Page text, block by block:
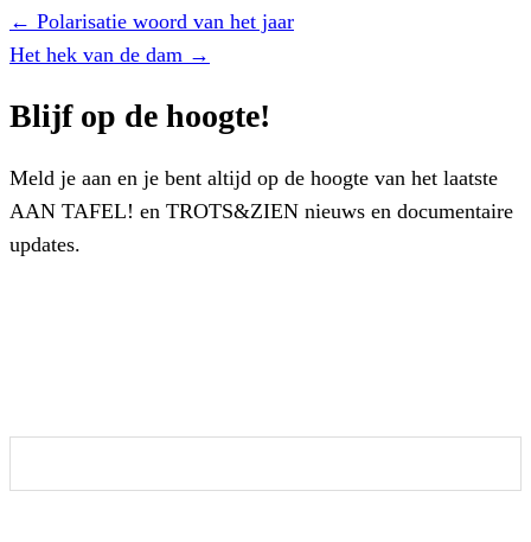
Posts
navigation
← Polarisatie woord van het jaar
Het hek van de dam →
Blijf op de hoogte!
Meld je aan en je bent altijd op de hoogte van het laatste
AAN TAFEL! en TROTS&ZIEN nieuws en documentaire
updates.